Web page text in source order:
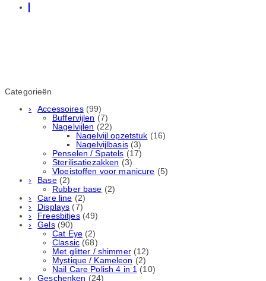
Categorieën
Accessoires (99)
Buffervijlen (7)
Nagelvijlen (22)
Nagelvijl opzetstuk (16)
Nagelvijlbasis (3)
Penselen / Spatels (17)
Sterilisatiezakken (3)
Vloeistoffen voor manicure (5)
Base (2)
Rubber basе (2)
Care line (2)
Displays (7)
Freesbitjes (49)
Gels (90)
Cat Eye (2)
Classic (68)
Met glitter / shimmer (12)
Mystique / Kameleon (2)
Nail Care Polish 4 in 1 (10)
Geschenken (24)